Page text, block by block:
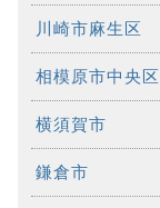
川崎市麻生区
相模原市中央区
横須賀市
鎌倉市